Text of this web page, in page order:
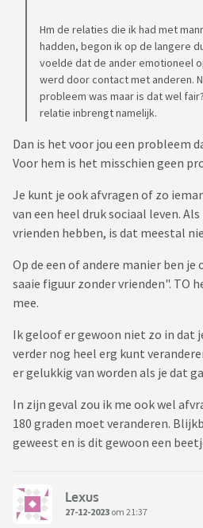
Hm de relaties die ik had met
hadden, begon ik op de langere
voelde dat de ander emotioneel
werd door contact met anderen.
probleem was maar is dat wel
relatie inbrengt namelijk.
Dan is het voor jou een probleem
Voor hem is het misschien geen
Je kunt je ook afvragen of zo
van een heel druk sociaal leven.
vrienden hebben, is dat meestal
Op de een of andere manier ben
saaie figuur zonder vrienden". TO
mee.
Ik geloof er gewoon niet zo in dat
verder nog heel erg kunt
er gelukkig van worden als je dat
In zijn geval zou ik me ook wel
180 graden moet veranderen.
geweest en is dit gewoon een
Lexus
27-12-2023 om 21:37